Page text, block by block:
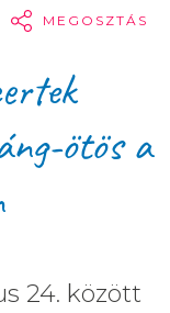
MEGOSZTÁS
ötös a
24. között